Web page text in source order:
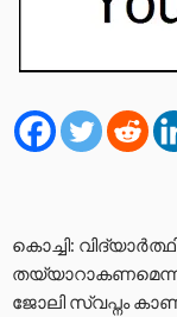
കൊച്ചി:
ജോലി സ്വപ്നം